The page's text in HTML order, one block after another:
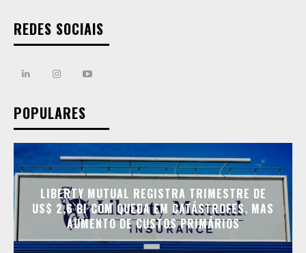
REDES SOCIAIS
POPULARES
LIBERTY MUTUAL REGISTRA TRIMESTRE DE
US$ 2,6 BI COM QUEDA EM CATÁSTROFES, MAS
AUMENTO DE CUSTOS PRIMÁRIOS